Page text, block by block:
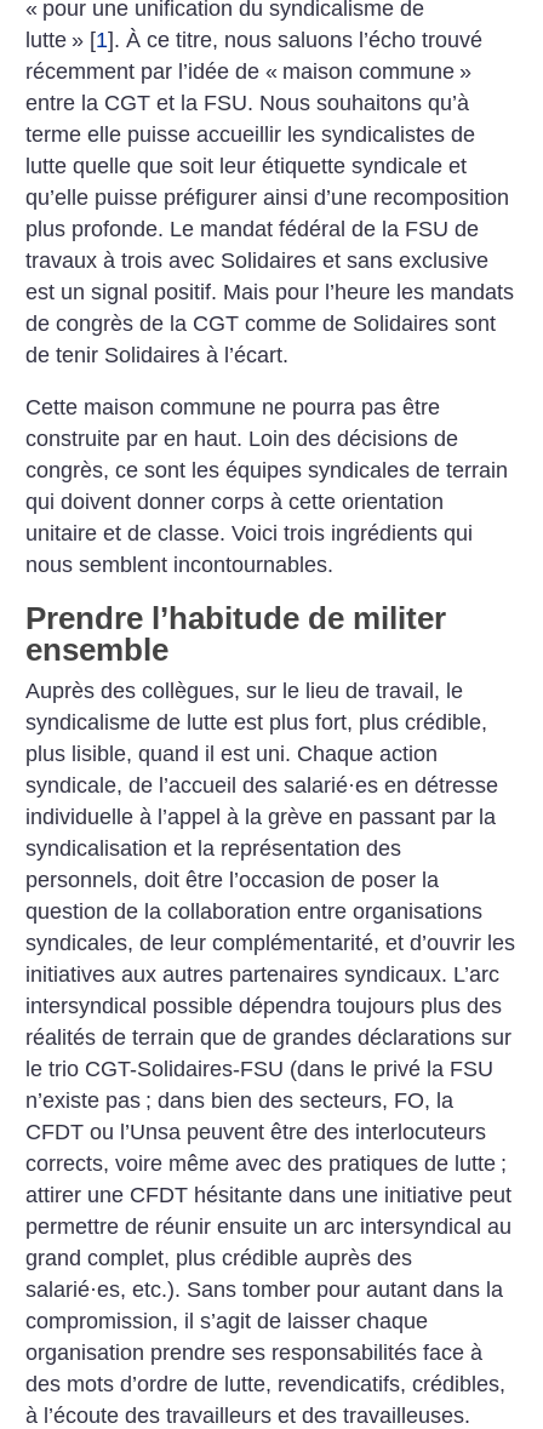
« pour une unification du syndicalisme de
lutte » [1]. À ce titre, nous saluons l’écho trouvé
récemment par l’idée de « maison commune »
entre la CGT et la FSU. Nous souhaitons qu’à
terme elle puisse accueillir les syndicalistes de
lutte quelle que soit leur étiquette syndicale et
qu’elle puisse préfigurer ainsi d’une recomposition
plus profonde. Le mandat fédéral de la FSU de
travaux à trois avec Solidaires et sans exclusive
est un signal positif. Mais pour l’heure les mandats
de congrès de la CGT comme de Solidaires sont
de tenir Solidaires à l’écart.
Cette maison commune ne pourra pas être
construite par en haut. Loin des décisions de
congrès, ce sont les équipes syndicales de terrain
qui doivent donner corps à cette orientation
unitaire et de classe. Voici trois ingrédients qui
nous semblent incontournables.
Prendre l’habitude de militer
ensemble
Auprès des collègues, sur le lieu de travail, le
syndicalisme de lutte est plus fort, plus crédible,
plus lisible, quand il est uni. Chaque action
syndicale, de l’accueil des salarié·es en détresse
individuelle à l’appel à la grève en passant par la
syndicalisation et la représentation des
personnels, doit être l’occasion de poser la
question de la collaboration entre organisations
syndicales, de leur complémentarité, et d’ouvrir les
initiatives aux autres partenaires syndicaux. L’arc
intersyndical possible dépendra toujours plus des
réalités de terrain que de grandes déclarations sur
le trio CGT-Solidaires-FSU (dans le privé la FSU
n’existe pas ; dans bien des secteurs, FO, la
CFDT ou l’Unsa peuvent être des interlocuteurs
corrects, voire même avec des pratiques de lutte ;
attirer une CFDT hésitante dans une initiative peut
permettre de réunir ensuite un arc intersyndical au
grand complet, plus crédible auprès des
salarié·es, etc.). Sans tomber pour autant dans la
compromission, il s’agit de laisser chaque
organisation prendre ses responsabilités face à
des mots d’ordre de lutte, revendicatifs, crédibles,
à l’écoute des travailleurs et des travailleuses.